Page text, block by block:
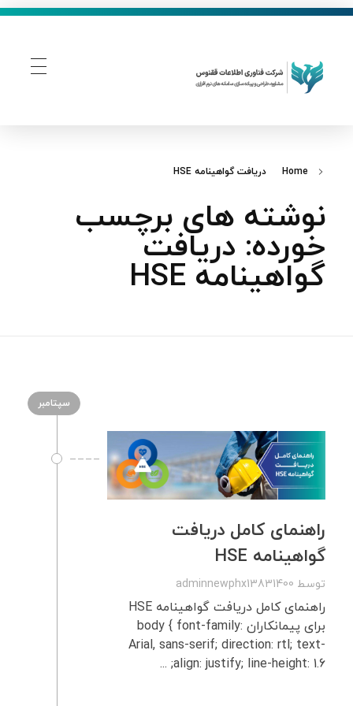
Home دریافت گواهینامه HSE
نوشته های برچسب
خورده: دریافت
گواهینامه HSE
سپتامبر
راهنمای کامل دریافت
گواهینامه HSE
توسط adminnewphx13831400
راهنمای کامل دریافت گواهینامه HSE
برای پیمانکاران body { font-family:
Arial, sans-serif; direction: rtl; text-
align: justify; line-height: 1.6; ...